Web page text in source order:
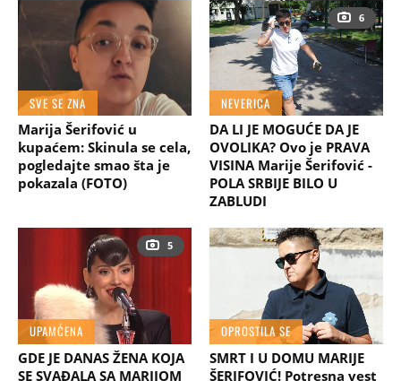
SVE SE ZNA
Marija Šerifović u
kupaćem: Skinula se cela,
pogledajte smao šta je
pokazala (FOTO)
6
NEVERICA
DA LI JE MOGUĆE DA JE
OVOLIKA? Ovo je PRAVA
VISINA Marije Šerifović -
POLA SRBIJE BILO U
ZABLUDI
5
UPAMĆENA
GDE JE DANAS ŽENA KOJA
SE SVAĐALA SA MARIJOM
OPROSTILA SE
SMRT I U DOMU MARIJE
ŠERIFOVIĆ! Potresna vest